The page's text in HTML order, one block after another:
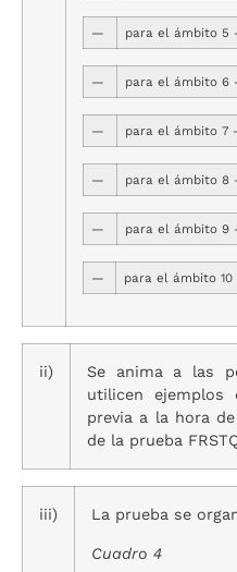
— para el ámbito 5
— para el ámbito 6
— para el ámbito 7
— para el ámbito 8
— para el ámbito 9
— para el ámbito
ii)
Se anima a las
utilicen ejemplos
previa a la hora
de la prueba
iii) La prueba se
Cuadro 4